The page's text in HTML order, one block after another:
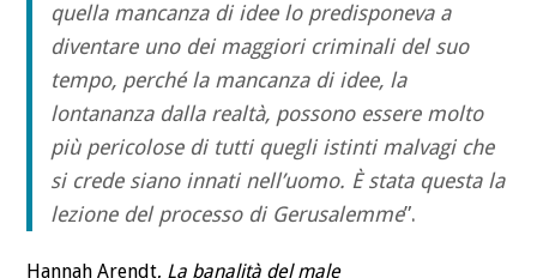
quella mancanza di idee lo predisponeva a
diventare uno dei maggiori criminali del suo
tempo, perché la mancanza di idee, la
lontananza dalla realtà, possono essere molto
più pericolose di tutti quegli istinti malvagi che
si crede siano innati nell’uomo. È stata questa la
lezione del processo di Gerusalemme”.
Hannah Arendt, La banalità del male